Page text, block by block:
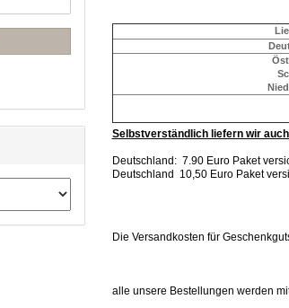
Selbstverständlich liefern wir
Deutschland: 7.90 Euro Paket
Deutschland 10,50 Euro Paket
Die Versandkosten für
alle unsere Bestellungen werden